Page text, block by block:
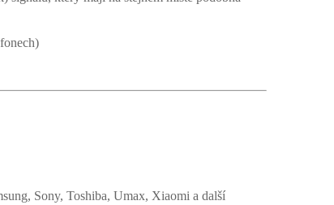
Sony, Toshiba, Umax, Xiaomi a další